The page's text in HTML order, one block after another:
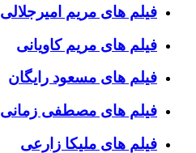
فیلم های مریم امیرجلالی
فیلم های مریم کاویانی
فیلم های مسعود رایگان
فیلم های مصطفی زمانی
فیلم های ملیکا زارعی